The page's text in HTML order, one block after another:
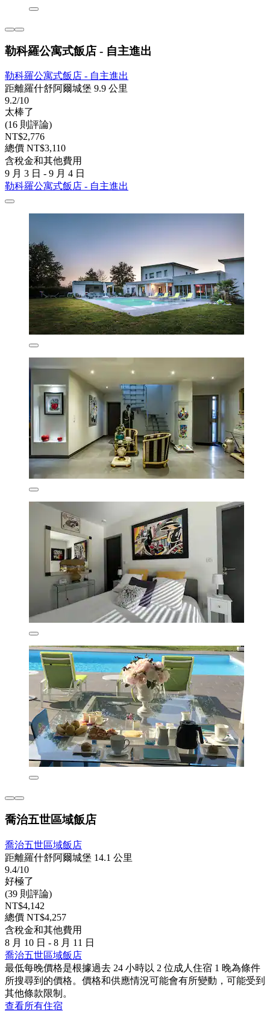
勒科羅公寓式飯店 - 自主進出
勒科羅公寓式飯店 - 自主進出
距離羅什舒阿爾城堡 9.9 公里
9.2/10
太棒了
(16 則評論)
NT$2,776
總價 NT$3,110
含稅金和其他費用
9 月 3 日 - 9 月 4 日
勒科羅公寓式飯店 - 自主進出
喬治五世區域飯店
喬治五世區域飯店
距離羅什舒阿爾城堡 14.1 公里
9.4/10
好極了
(39 則評論)
NT$4,142
總價 NT$4,257
含稅金和其他費用
8 月 10 日 - 8 月 11 日
喬治五世區域飯店
最低每晚價格是根據過去 24 小時以 2 位成人住宿 1 晚為條件
所搜尋到的價格。價格和供應情況可能會有所變動，可能受到
其他條款限制。
查看所有住宿